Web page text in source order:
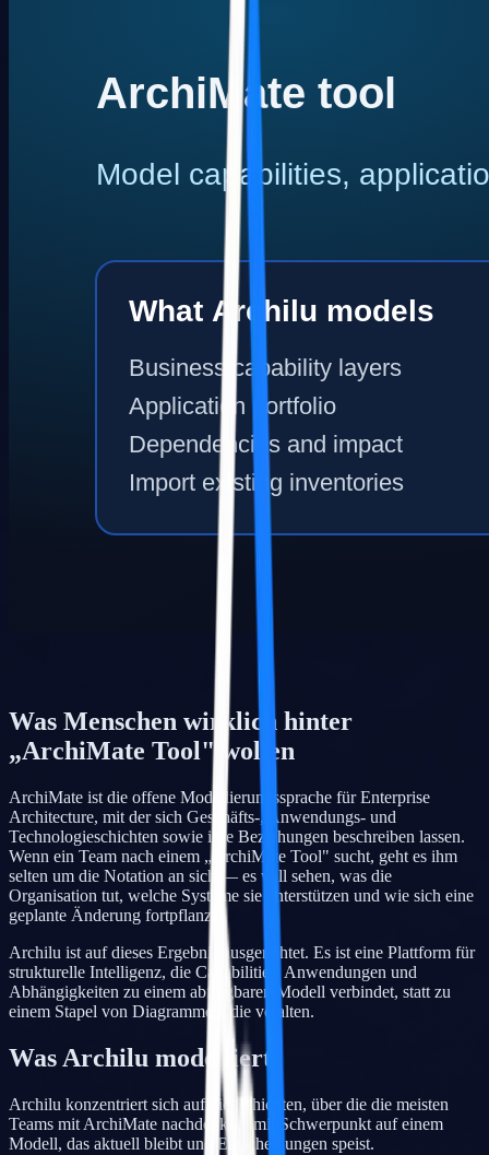
Was Menschen wirklich hinter
„ArchiMate Tool" wollen
ArchiMate ist die offene Modellierungssprache für Enterprise
Architecture, mit der sich Geschäfts-, Anwendungs- und
Technologieschichten sowie ihre Beziehungen beschreiben lassen.
Wenn ein Team nach einem „ArchiMate Tool" sucht, geht es ihm
selten um die Notation an sich — es will sehen, was die
Organisation tut, welche Systeme sie unterstützen und wie sich eine
geplante Änderung fortpflanzt.
Archilu ist auf dieses Ergebnis ausgerichtet. Es ist eine Plattform für
strukturelle Intelligenz, die Capabilities, Anwendungen und
Abhängigkeiten zu einem abfragbaren Modell verbindet, statt zu
einem Stapel von Diagrammen, die veralten.
Was Archilu modelliert
Archilu konzentriert sich auf die Schichten, über die die meisten
Teams mit ArchiMate nachdenken, mit Schwerpunkt auf einem
Modell, das aktuell bleibt und Entscheidungen speist.